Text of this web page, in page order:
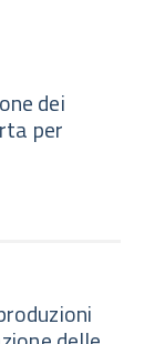
dei
per